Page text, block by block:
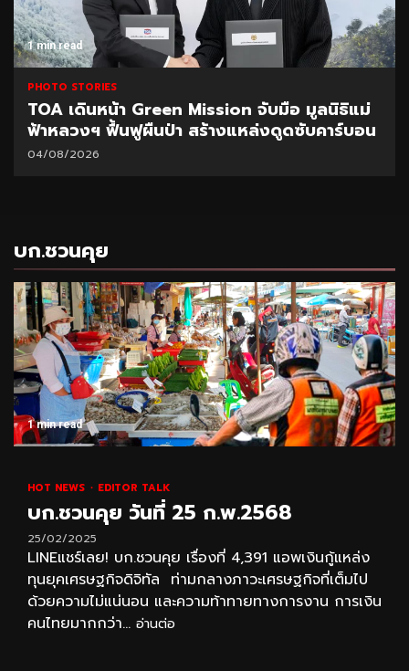
1 min read
PHOTO STORIES
TOA เดินหน้า Green Mission จับมือ มูลนิธิแม่
ฟ้าหลวงฯ ฟื้นฟูผืนป่า สร้างแหล่งดูดซับคาร์บอน
04/08/2026
บก.ชวนคุย
1 min read
HOT NEWS EDITOR TALK
บก.ชวนคุย วันที่ 25 ก.พ.2568
25/02/2025
LINEแชร์เลย! บก.ชวนคุย เรื่องที่ 4,391 แอพเงินกู้แหล่ง
ทุนยุคเศรษฐกิจดิจิทัล ท่ามกลางภาวะเศรษฐกิจที่เต็มไป
ด้วยความไม่แน่นอน และความท้าทายทางการงาน การเงิน
คนไทยมากกว่า... อ่านต่อ